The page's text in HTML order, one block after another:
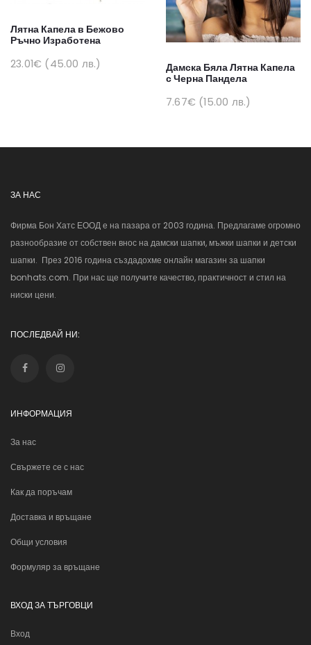
Лятна Капела в Бежово
Ръчно Изработена
23.01€ (45.00 лв.)
Дамска Бяла Лятна Капела
с Черна Пандела
7.67€ (15.00 лв.)
ЗА НАС
Фирма Бон Хатс ЕООД е на пазара от 2003 година. Предлагаме огромно
разнообразие от собствен внос на дамски шапки, мъжки шапки и детски
шапки. През 2016 година създадохме онлайн магазин за шапки
bonhats.com. При нас ще получите качество, практичност и стил на
ниски цени.
ПОСЛЕДВАЙ НИ:
ИНФОРМАЦИЯ
За нас
Свържете се с нас
Как да поръчам
Доставка и връщане
Общи условия
Формуляр за връщане
ВХОД ЗА ТЪРГОВЦИ
Вход